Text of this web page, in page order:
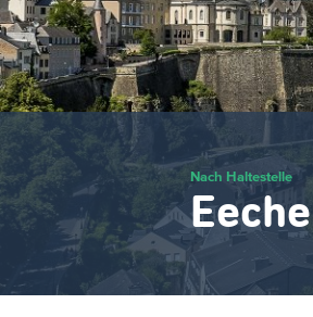
Nach Haltestelle